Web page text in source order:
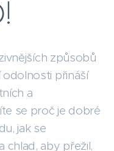
způsobů
odolnosti přináší
a
se proč je dobré
jak se
chlad, aby přežil,